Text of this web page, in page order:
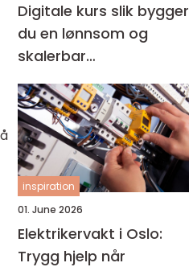
Digitale kurs slik bygger
du en lønnsom og
skalerbar
kunnskapsbedrift
inspiration
01. June 2026
Elektrikervakt i Oslo:
Trygg hjelp når